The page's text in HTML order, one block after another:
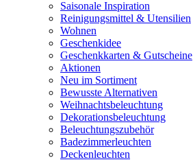
Saisonale Inspiration
Reinigungsmittel & Utensilien
Wohnen
Geschenkidee
Geschenkkarten & Gutscheine
Aktionen
Neu im Sortiment
Bewusste Alternativen
Weihnachtsbeleuchtung
Dekorationsbeleuchtung
Beleuchtungszubehör
Badezimmerleuchten
Deckenleuchten